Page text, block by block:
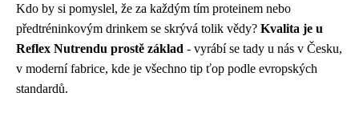
Kdo by si pomyslel, že za každým tím proteinem nebo
předtréninkovým drinkem se skrývá tolik vědy? Kvalita je u
Reflex Nutrendu prostě základ - vyrábí se tady u nás v Česku,
v moderní fabrice, kde je všechno tip ťop podle evropských
standardů.